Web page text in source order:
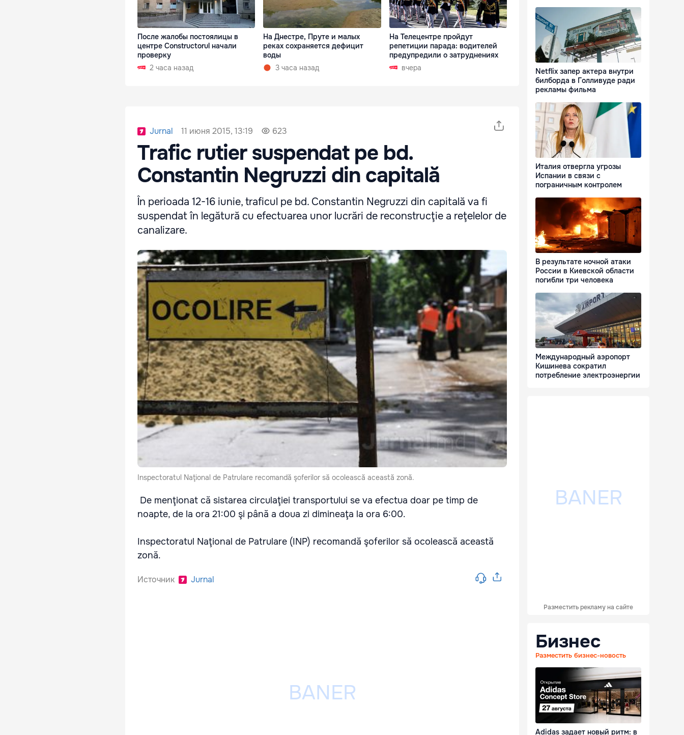
После жалобы постоялицы в
центре Constructorul начали
проверку
2 часа назад
На Днестре, Пруте и малых
реках сохраняется дефицит
воды
3 часа назад
На Телецентре пройдут
репетиции парада: водителей
предупредили о затруднениях
вчера
Jurnal 11 июня 2015, 13:19 623
Trafic rutier suspendat pe bd.
Constantin Negruzzi din capitală
În perioada 12-16 iunie, traficul pe bd. Constantin Negruzzi din capitală va fi
suspendat în legătură cu efectuarea unor lucrări de reconstrucţie a reţelelor de
canalizare.
Inspectoratul Naţional de Patrulare recomandă şoferilor să ocolească această zonă.
De menţionat că sistarea circulaţiei transportului se va efectua doar pe timp de
noapte, de la ora 21:00 şi până a doua zi dimineaţa la ora 6:00.
Inspectoratul Naţional de Patrulare (INP) recomandă şoferilor să ocolească această
zonă.
Источник Jurnal
Netflix запер актера внутри
билборда в Голливуде ради
рекламы фильма
Италия отвергла угрозы
Испании в связи с
пограничным контролем
В результате ночной атаки
России в Киевской области
погибли три человека
Международный аэропорт
Кишинева сократил
потребление электроэнергии
Разместить рекламу на сайте
Бизнес
Разместить бизнес-новость
Adidas задает новый ритм: в